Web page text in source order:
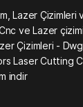
Lazer
ve Lazer
Çizimleri -
Laser Cutting
indir